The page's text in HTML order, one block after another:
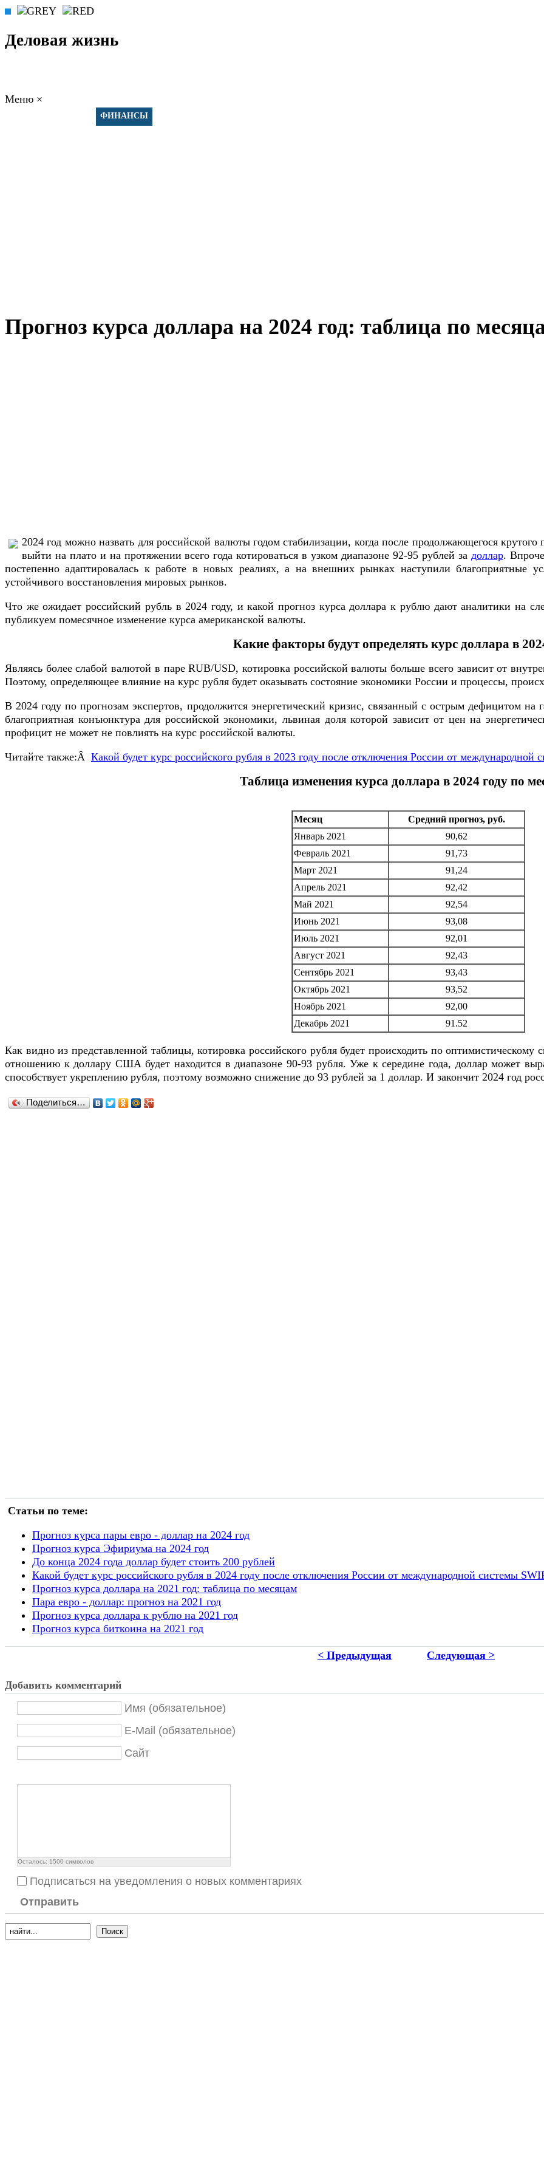
Деловая жизнь
Меню ×
ФИНАНСЫ
Прогноз курса доллара на 2024 год: таблица по
2024 год можно назвать для российской валюты годом стабилизации, когда после продолжающегося
выйти на плато и на протяжении всего года котироваться в узком диапазоне 92-95 рублей за доллар.
постепенно адаптировалась к работе в новых реалиях, а на внешних рынках наступили благоприятные
устойчивого восстановления мировых рынков.
Что же ожидает российский рубль в 2024 году, и какой прогноз курса доллара к рублю дают аналитики на
публикуем помесячное изменение курса американской валюты.
Какие факторы будут определять курс доллара в
Являясь более слабой валютой в паре RUB/USD, котировка российской валюты больше всего зависит от
Поэтому, определяющее влияние на курс рубля будет оказывать состояние экономики России и процессы,
В 2024 году по прогнозам экспертов, продолжится энергетический кризис, связанный с острым дефицитом на
благоприятная конъюнктура для российской экономики, львиная доля которой зависит от цен на
профицит не может не повлиять на курс российской валюты.
Читайте также:Â Какой будет курс российского рубля в 2023 году после отключения России от международной
Таблица изменения курса доллара в 2024 году по
Месяц
Средний прогноз, руб.
Январь 2021
90,62
Февраль 2021
91,73
Март 2021
91,24
Апрель 2021
92,42
Май 2021
92,54
Июнь 2021
93,08
Июль 2021
92,01
Август 2021
92,43
Сентябрь 2021
93,43
Октябрь 2021
93,52
Ноябрь 2021
92,00
Декабрь 2021
91.52
Как видно из представленной таблицы, котировка российского рубля будет происходить по оптимистическому
отношению к доллару США будет находится в диапазоне 90-93 рубля. Уже к середине года, доллар может
способствует укреплению рубля, поэтому возможно снижение до 93 рублей за 1 доллар. И закончит 2024 год
Поделиться…
Статьи по теме:
Прогноз курса пары евро - доллар на 2024 год
Прогноз курса Эфириума на 2024 год
До конца 2024 года доллар будет стоить 200 рублей
Какой будет курс российского рубля в 2024 году после отключения России от международной системы
Прогноз курса доллара на 2021 год: таблица по месяцам
Пара евро - доллар: прогноз на 2021 год
Прогноз курса доллара к рублю на 2021 год
Прогноз курса биткоина на 2021 год
< Предыдущая Следующая >
Добавить комментарий
Имя (обязательное)
E-Mail (обязательное)
Сайт
Осталось: 1500 символов
Подписаться на уведомления о новых комментариях
Отправить